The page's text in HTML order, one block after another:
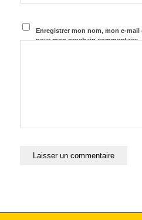
Enregistrer mon nom, mon e-
pour mon prochain commentaire.